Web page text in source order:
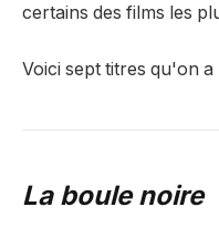
certains des films les
Voici sept titres qu'on
La boule noire